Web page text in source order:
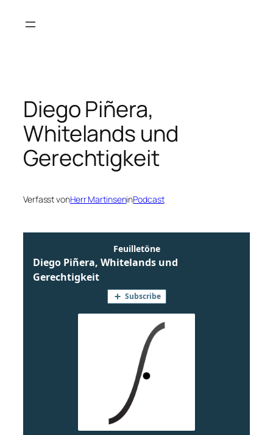
Inhalt
Diego Piñera,
Whitelands und
Gerechtigkeit
Verfasst vonHerr MartinseninPodcast